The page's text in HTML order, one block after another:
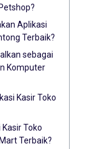
Aplikasi
Terbaik?
sebagai
Komputer
Kasir Toko
Toko
Terbaik?